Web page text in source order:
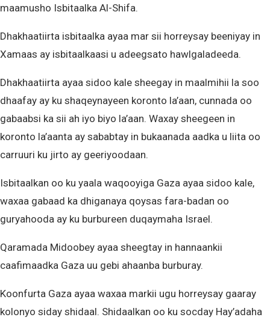
maamusho Isbitaalka Al-Shifa.
Dhakhaatiirta isbitaalka ayaa mar sii horreysay beeniyay in
Xamaas ay isbitaalkaasi u adeegsato hawlgaladeeda.
Dhakhaatiirta ayaa sidoo kale sheegay in maalmihii la soo
dhaafay ay ku shaqeynayeen koronto la’aan, cunnada oo
gabaabsi ka sii ah iyo biyo la’aan. Waxay sheegeen in
koronto la’aanta ay sababtay in bukaanada aadka u liita oo
carruuri ku jirto ay geeriyoodaan.
Isbitaalkan oo ku yaala waqooyiga Gaza ayaa sidoo kale,
waxaa gabaad ka dhiganaya qoysas fara-badan oo
guryahooda ay ku burbureen duqaymaha Israel.
Qaramada Midoobey ayaa sheegtay in hannaankii
caafimaadka Gaza uu gebi ahaanba burburay.
Koonfurta Gaza ayaa waxaa markii ugu horreysay gaaray
kolonyo siday shidaal. Shidaalkan oo ku socday Hay’adaha